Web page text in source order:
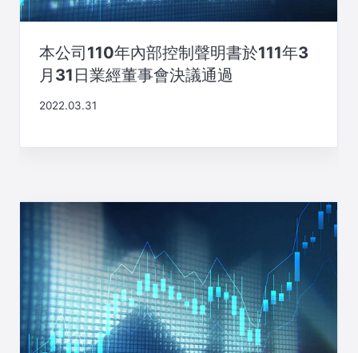
本公司110年內部控制聲明書於111年3
月31日業經董事會決議通過
2022.03.31